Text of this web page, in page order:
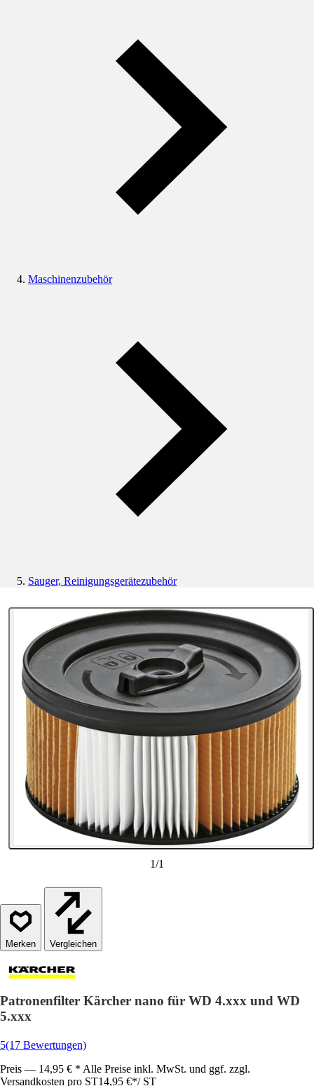
Maschinenzubehör
Sauger, Reinigungsgerätezubehör
1/1
Vergleichen
Patronenfilter Kärcher nano für WD 4.xxx und WD
5.xxx
5(17 Bewertungen)
Preis — 14,95 € * Alle Preise inkl. MwSt. und ggf. zzgl.
Versandkosten pro ST14,95 €*/ ST